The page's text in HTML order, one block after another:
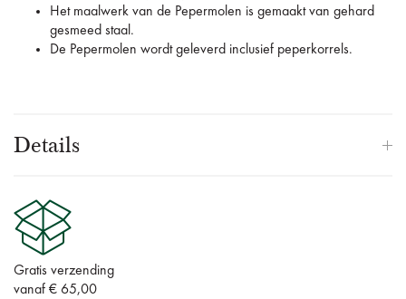
Het maalwerk van de Pepermolen is gemaakt van gehard
gesmeed staal.
De Pepermolen wordt geleverd inclusief peperkorrels.
Details
Gratis verzending
vanaf € 65,00